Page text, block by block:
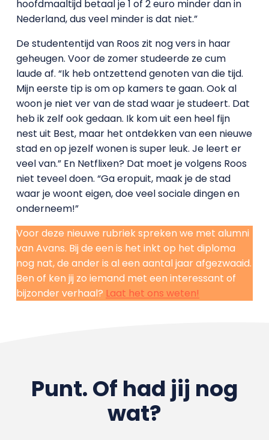
hoofdmaaltijd betaal je 1 of 2 euro minder dan in
Nederland, dus veel minder is dat niet.”
De studententijd van Roos zit nog vers in haar
geheugen. Voor de zomer studeerde ze cum
laude af. “Ik heb ontzettend genoten van die tijd.
Mijn eerste tip is om op kamers te gaan. Ook al
woon je niet ver van de stad waar je studeert. Dat
heb ik zelf ook gedaan. Ik kom uit een heel fijn
nest uit Best, maar het ontdekken van een nieuwe
stad en op jezelf wonen is super leuk. Je leert er
veel van.” En Netflixen? Dat moet je volgens Roos
niet teveel doen. “Ga eropuit, maak je de stad
waar je woont eigen, doe veel sociale dingen en
onderneem!”
Voor deze nieuwe rubriek spreken we met alumni
van Avans. Bij de een is het inkt op het diploma
nog nat, de ander is al een aantal jaar afgezwaaid.
Ben of ken jij zo iemand met een interessant of
bijzonder verhaal? Laat het ons weten!
Punt. Of had jij nog
wat?